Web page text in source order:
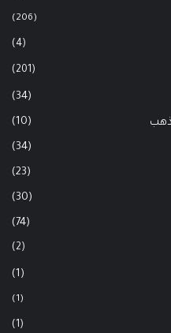
(206)
(4)
(201)
(34)
(10)
(34)
(23)
(30)
(74)
(2)
(1)
(1)
(1)